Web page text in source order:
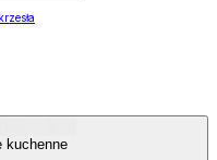
kuchenne